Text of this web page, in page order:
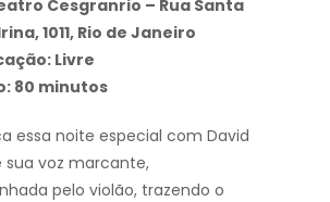
Cesgranrio – Rua Santa
1011, Rio de Janeiro
Livre
80 minutos
essa noite especial com David
sua voz marcante,
pelo violão, trazendo o